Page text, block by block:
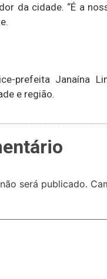
da cidade. “É a
prefeita Janaína
e região.
será publicado.